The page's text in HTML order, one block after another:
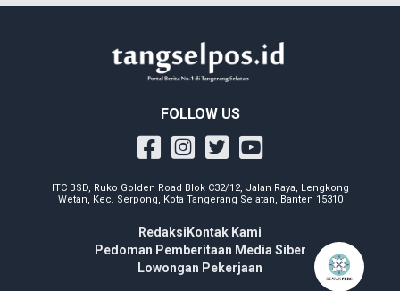
FOLLOW US
ITC BSD, Ruko Golden Road Blok C32/12, Jalan Raya, Lengkong
Wetan, Kec. Serpong, Kota Tangerang Selatan, Banten 15310
Redaksi Kontak Kami
Pedoman Pemberitaan Media Siber
Lowongan Pekerjaan